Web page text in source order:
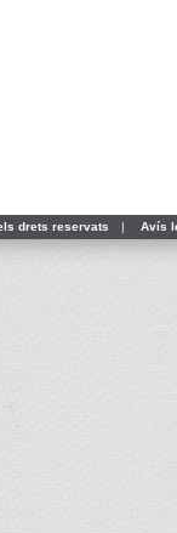
drets reservats | Avís